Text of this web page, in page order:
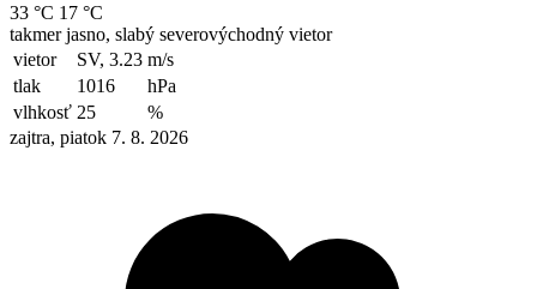
33 °C 17 °C
takmer jasno, slabý severovýchodný vietor
vietor
SV, 3.23 m/s
tlak
1016
hPa
vlhkosť 25
%
zajtra, piatok 7. 8. 2026